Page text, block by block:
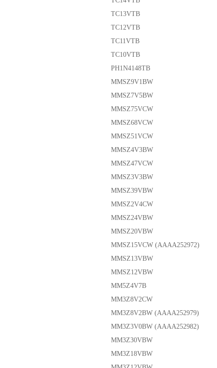
TC13VTB
TC12VTB
TC11VTB
TC10VTB
PH1N4148TB
MMSZ9V1BW
MMSZ7V5BW
MMSZ75VCW
MMSZ68VCW
MMSZ51VCW
MMSZ4V3BW
MMSZ47VCW
MMSZ3V3BW
MMSZ39VBW
MMSZ2V4CW
MMSZ24VBW
MMSZ20VBW
MMSZ15VCW (AAAA252972)
MMSZ13VBW
MMSZ12VBW
MM5Z4V7B
MM3Z8V2CW
MM3Z8V2BW (AAAA252979)
MM3Z3V0BW (AAAA252982)
MM3Z30VBW
MM3Z18VBW